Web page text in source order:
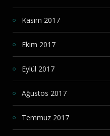
Kasım 2017
Ekim 2017
Eylül 2017
Ağustos 2017
Temmuz 2017